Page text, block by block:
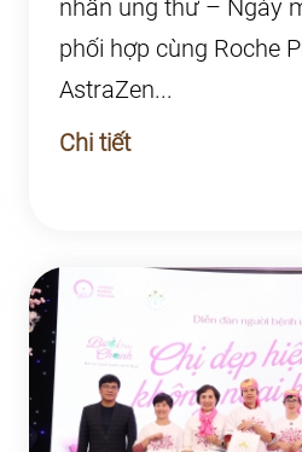
nhân ung thư – Ngày
phối hợp cùng Roche
AstraZen...
Chi tiết